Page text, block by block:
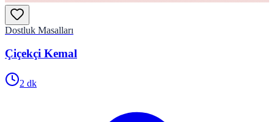
Dostluk Masalları
Çiçekçi Kemal
2 dk